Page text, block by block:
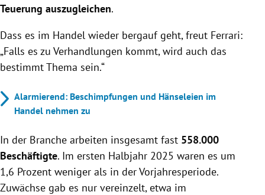
Teuerung auszugleichen.
Dass es im Handel wieder bergauf geht, freut Ferrari:
„Falls es zu Verhandlungen kommt, wird auch das
bestimmt Thema sein.“
Alarmierend: Beschimpfungen und Hänseleien im
Handel nehmen zu
In der Branche arbeiten insgesamt fast 558.000
Beschäftigte. Im ersten Halbjahr 2025 waren es um
1,6 Prozent weniger als in der Vorjahresperiode.
Zuwächse gab es nur vereinzelt, etwa im